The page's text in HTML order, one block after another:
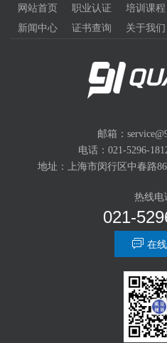
网站首页 职业认证 培训课程
新闻中心
证书查询 关于我们
邮箱：
电话：021-5296-
地址：上海市闵行区中春路
热线电
021-
 在